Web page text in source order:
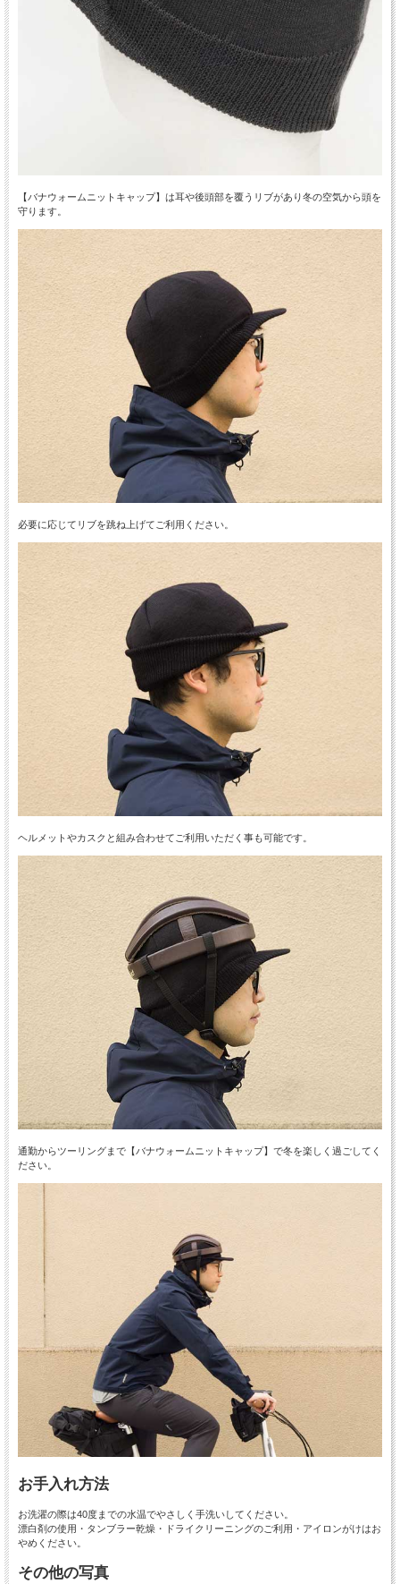
【バナウォームニットキャップ】は耳や後頭部を覆うリブがあり冬の空気から頭を
守ります。
必要に応じてリブを跳ね上げてご利用ください。
ヘルメットやカスクと組み合わせてご利用いただく事も可能です。
通勤からツーリングまで【バナウォームニットキャップ】で冬を楽しく過ごしてく
ださい。
お手入れ方法
お洗濯の際は40度までの水温でやさしく手洗いしてください。
漂白剤の使用・タンブラー乾燥・ドライクリーニングのご利用・アイロンがけはお
やめください。
その他の写真